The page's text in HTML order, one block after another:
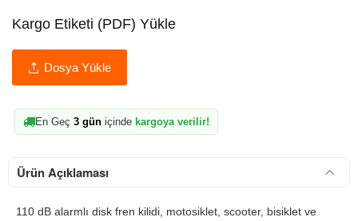
Kargo Etiketi (PDF) Yükle
Dosya Yükle
En Geç 3 gün içinde kargoya verilir!
Ürün Açıklaması
110 dB alarmlı disk fren kilidi, motosiklet, scooter, bisiklet ve